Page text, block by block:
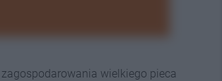
wielkiego pieca